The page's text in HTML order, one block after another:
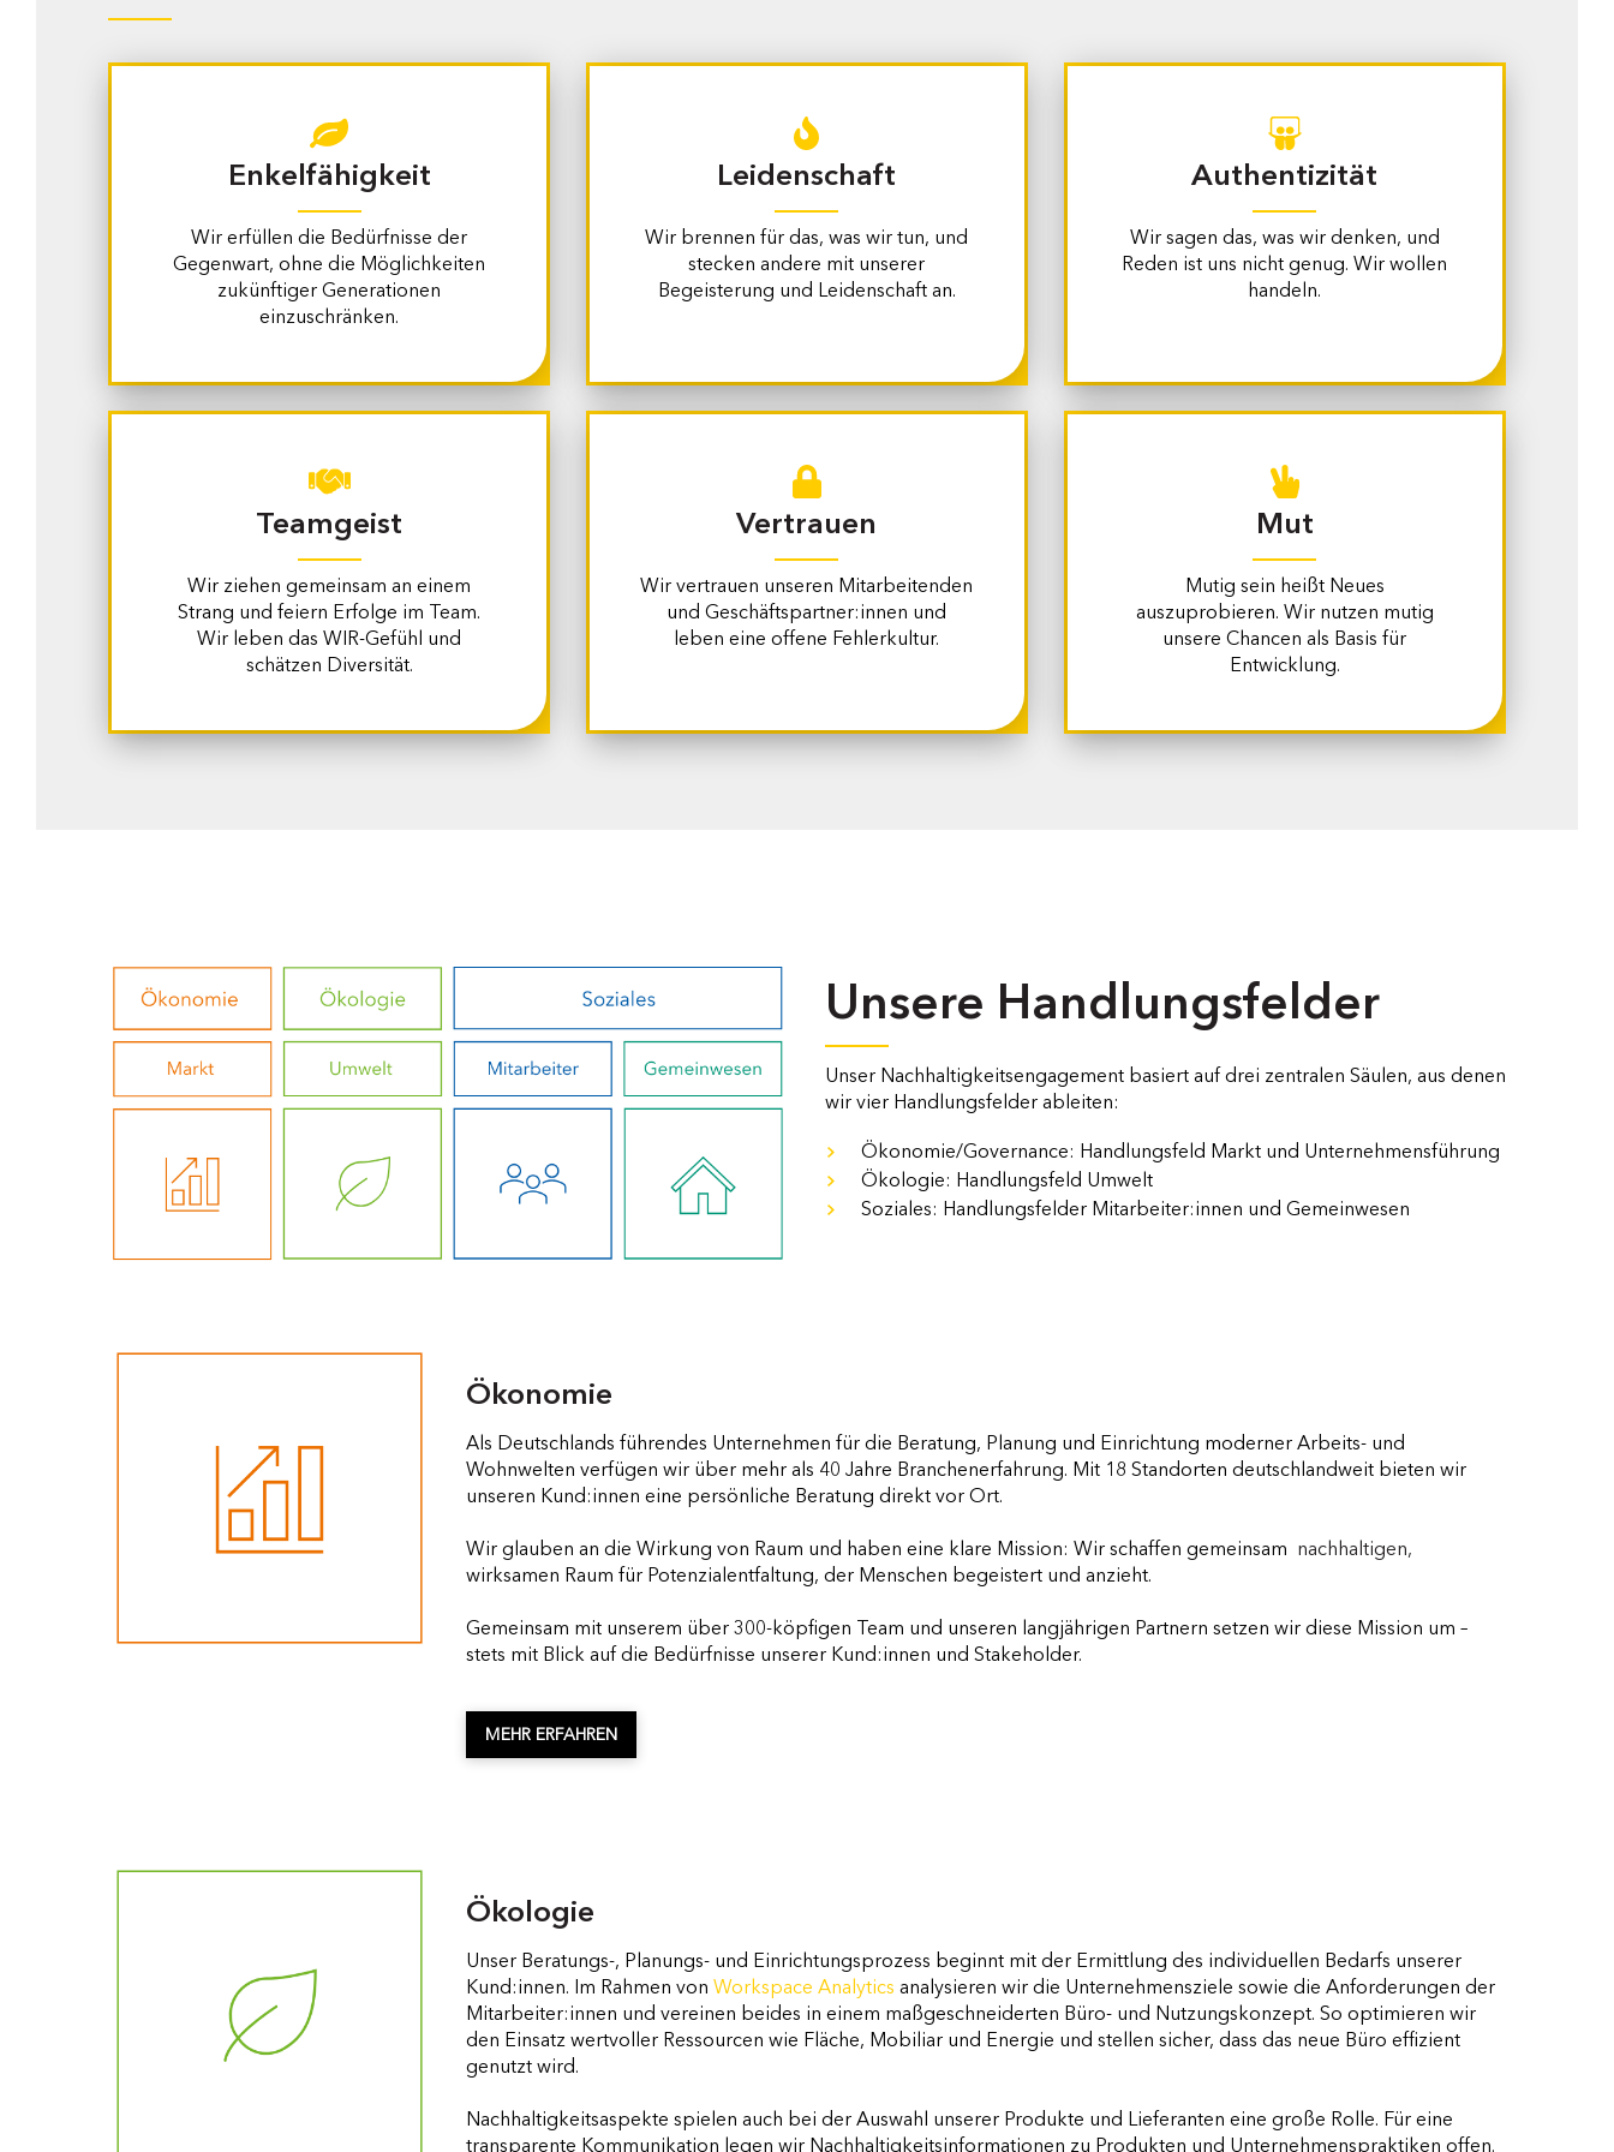
Enkelfähigkeit
Wir erfüllen die Bedürfnisse der
Gegenwart, ohne die Möglichkeiten
zukünftiger Generationen
einzuschränken.
Leidenschaft
Wir brennen für das, was wir tun, und
stecken andere mit unserer
Begeisterung und Leidenschaft an.
Authentizität
Wir sagen das, was wir denken, und
Reden ist uns nicht genug. Wir wollen
handeln.
Teamgeist
Wir ziehen gemeinsam an einem
Strang und feiern Erfolge im Team.
Wir leben das WIR-Gefühl und
schätzen Diversität.
Vertrauen
Wir vertrauen unseren Mitarbeitenden
und Geschäftspartner:innen und
leben eine offene Fehlerkultur.
Mut
Mutig sein heißt Neues
auszuprobieren. Wir nutzen mutig
unsere Chancen als Basis für
Entwicklung.
Unsere Handlungsfelder
Unser Nachhaltigkeitsengagement basiert auf drei zentralen Säulen, aus denen
wir vier Handlungsfelder ableiten:
Ökonomie/Governance: Handlungsfeld Markt und Unternehmensführung
Ökologie: Handlungsfeld Umwelt
Soziales: Handlungsfelder Mitarbeiter:innen und Gemeinwesen
Ökonomie
Als Deutschlands führendes Unternehmen für die Beratung, Planung und Einrichtung moderner Arbeits- und
Wohnwelten verfügen wir über mehr als 40 Jahre Branchenerfahrung. Mit 18 Standorten deutschlandweit bieten wir
unseren Kund:innen eine persönliche Beratung direkt vor Ort.
Wir glauben an die Wirkung von Raum und haben eine klare Mission: Wir schaffen gemeinsam nachhaltigen,
wirksamen Raum für Potenzialentfaltung, der Menschen begeistert und anzieht.
Gemeinsam mit unserem über 300-köpfigen Team und unseren langjährigen Partnern setzen wir diese Mission um –
stets mit Blick auf die Bedürfnisse unserer Kund:innen und Stakeholder.
MEHR ERFAHREN
Ökologie
Unser Beratungs-, Planungs- und Einrichtungsprozess beginnt mit der Ermittlung des individuellen Bedarfs unserer
Kund:innen. Im Rahmen von Workspace Analytics analysieren wir die Unternehmensziele sowie die Anforderungen der
Mitarbeiter:innen und vereinen beides in einem maßgeschneiderten Büro- und Nutzungskonzept. So optimieren wir
den Einsatz wertvoller Ressourcen wie Fläche, Mobiliar und Energie und stellen sicher, dass das neue Büro effizient
genutzt wird.
Nachhaltigkeitsaspekte spielen auch bei der Auswahl unserer Produkte und Lieferanten eine große Rolle. Für eine
transparente Kommunikation legen wir Nachhaltigkeitsinformationen zu Produkten und Unternehmenspraktiken offen.